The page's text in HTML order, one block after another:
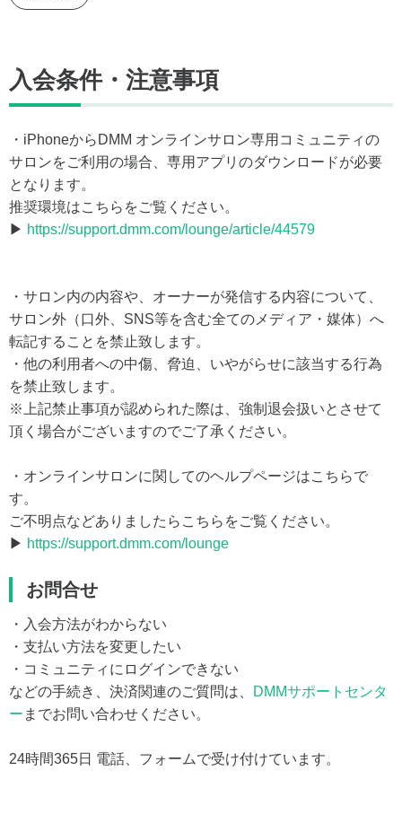
入会条件・注意事項
・iPhoneからDMM オンラインサロン専用コミュニティの
サロンをご利用の場合、専用アプリのダウンロードが必要
となります。
推奨環境はこちらをご覧ください。
▶ https://support.dmm.com/lounge/article/44579
・サロン内の内容や、オーナーが発信する内容について、
サロン外（口外、SNS等を含む全てのメディア・媒体）へ
転記することを禁止致します。
・他の利用者への中傷、脅迫、いやがらせに該当する行為
を禁止致します。
※上記禁止事項が認められた際は、強制退会扱いとさせて
頂く場合がございますのでご了承ください。
・オンラインサロンに関してのヘルプページはこちらで
す。
ご不明点などありましたらこちらをご覧ください。
▶ https://support.dmm.com/lounge
お問合せ
・入会方法がわからない
・支払い方法を変更したい
・コミュニティにログインできない
などの手続き、決済関連のご質問は、
DMMサポートセンタ
ー までお問い合わせください。
24時間365日 電話、フォームで受け付けています。